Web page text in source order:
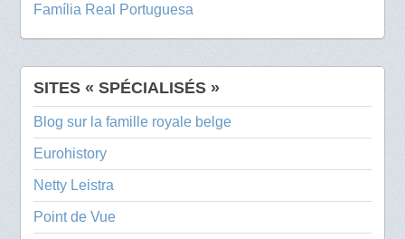
Família Real Portuguesa
SITES « SPÉCIALISÉS »
Blog sur la famille royale belge
Eurohistory
Netty Leistra
Point de Vue